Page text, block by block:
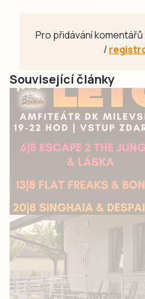
Pro přidávání
/
Související články